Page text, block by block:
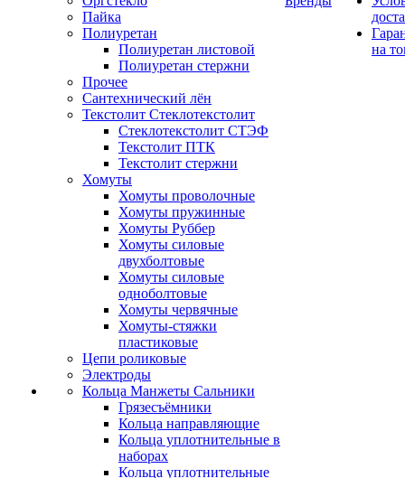
Пайка
Полиуретан
Полиуретан листовой
Полиуретан стержни
Прочее
Сантехнический лён
Текстолит Стеклотекстолит
Стеклотекстолит СТЭФ
Текстолит ПТК
Текстолит стержни
Хомуты
Хомуты проволочные
Хомуты пружинные
Хомуты Руббер
Хомуты силовые
двухболтовые
Хомуты силовые
одноболтовые
Хомуты червячные
Хомуты-стяжки
пластиковые
Цепи роликовые
Электроды
Кольца Манжеты Сальники
Грязесъёмники
Кольца направляющие
Кольца уплотнительные в
наборах
Кольца уплотнительные
на